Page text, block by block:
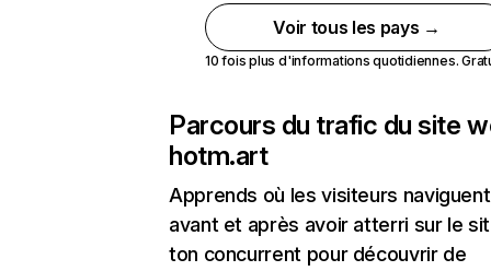
Voir tous les pays →
10 fois plus d'informations quotidiennes.
Parcours du trafic du site
hotm.art
Apprends où les visiteurs naviguent
avant et après avoir atterri sur le
ton concurrent pour découvrir de